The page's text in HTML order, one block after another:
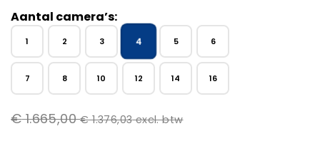
Aantal camera’s:
1 2 3 4 5 6
7 8 10 12 14 16
€1.665,00 €1.376,03excl. btw